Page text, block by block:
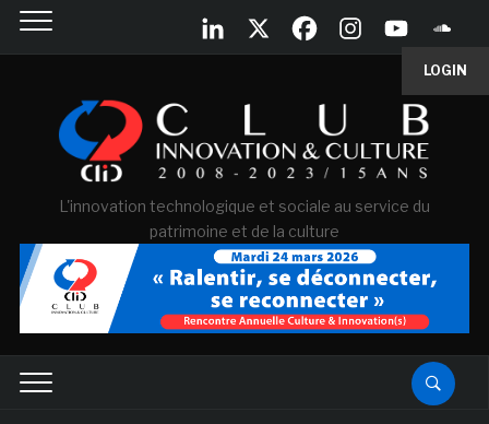
LOGIN
L'innovation technologique et sociale au service du
patrimoine et de la culture